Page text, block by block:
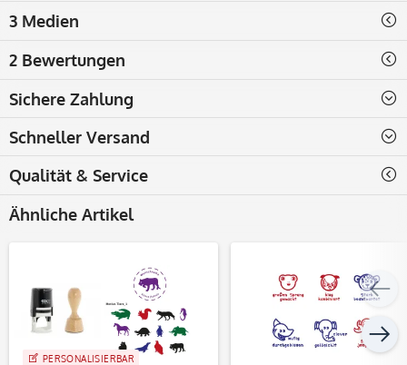
3 Medien
2 Bewertungen
Sichere Zahlung
Schneller Versand
Qualität & Service
Ähnliche Artikel
PERSONALISIERBAR